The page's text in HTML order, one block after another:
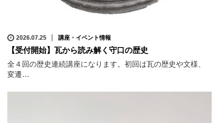
2026.07.25 講座・イベント情報
【受付開始】瓦から読み解く守口の歴史
全４回の歴史連続講座になります。初回は瓦の歴史や文様、
変遷…